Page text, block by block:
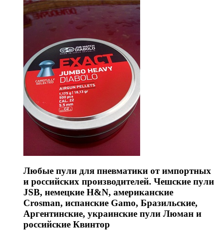
Любые пули для пневматики от импортных
и российских производителей. Чешские пули
JSB, немецкие H&N, американские
Crosman, испанские Gamo, Бразильские,
Аргентинские, украинские пули Люман и
российские Квинтор